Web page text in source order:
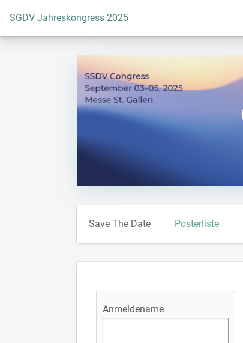
Zur Startseite
SGDV Jahreskongress 2025
Save The Date Posterliste
Anmeldename